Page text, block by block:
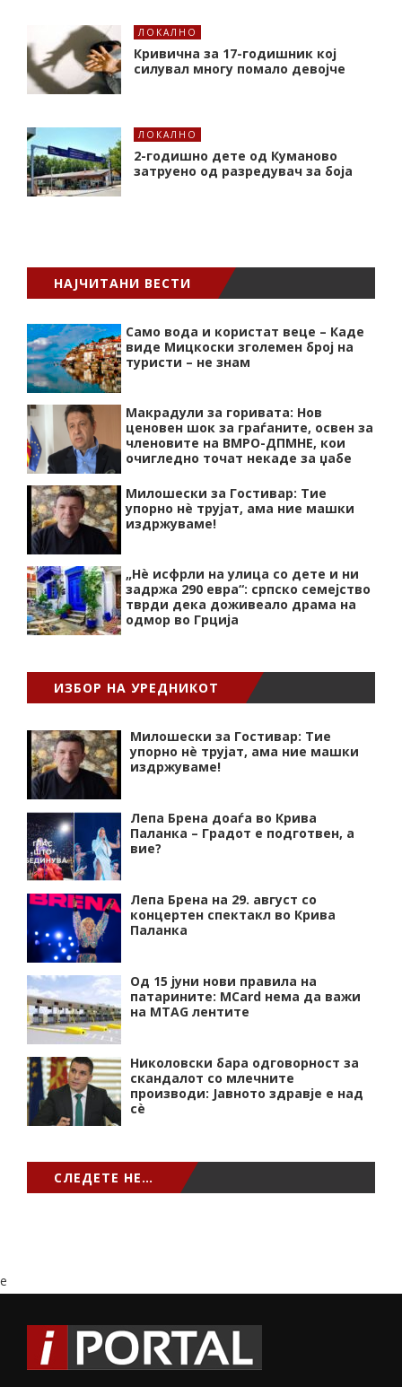
ЛОКАЛНО
Кривична за 17-годишник кој
силувал многу помало девојче
ЛОКАЛНО
2-годишно дете од Куманово
затруено од разредувач за боја
НАЈЧИТАНИ ВЕСТИ
Само вода и користат веце – Каде
виде Мицкоски зголемен број на
туристи – не знам
Макрадули за горивата: Нов
ценовен шок за граѓаните, освен за
членовите на ВМРО-ДПМНЕ, кои
очигледно точат некаде за џабе
Милошески за Гостивар: Тие
упорно нѐ трујат, ама ние машки
издржуваме!
„Нѐ исфрли на улица со дете и ни
задржа 290 евра“: српско семејство
тврди дека доживеало драма на
одмор во Грција
ИЗБОР НА УРЕДНИКОТ
Милошески за Гостивар: Тие
упорно нѐ трујат, ама ние машки
издржуваме!
Лепа Брена доаѓа во Крива
Паланка – Градот е подготвен, а
вие?
Лепа Брена на 29. август со
концертен спектакл во Крива
Паланка
Од 15 јуни нови правила на
патарините: MCard нема да важи
на MTAG лентите
Николовски бара одговорност за
скандалот со млечните
производи: Јавното здравје е над
сѐ
СЛЕДЕТЕ НЕ…
e